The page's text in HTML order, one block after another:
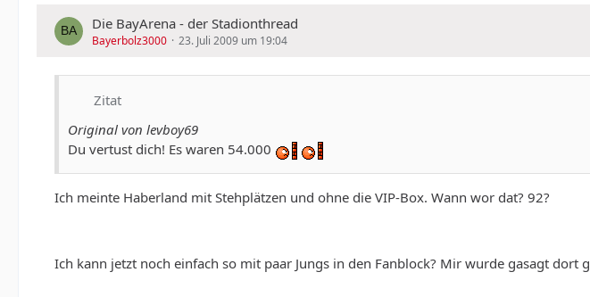
Die BayArena - der Stadionthread
Bayerbolz3000 23. Juli 2009 um 19:04
Zitat
Original von levboy69
Du vertust dich! Es waren 54.000
Ich meinte Haberland mit Stehplätzen und ohne die VIP-Box. Wann wor dat? 92?
Ich kann jetzt noch einfach so mit paar Jungs in den Fanblock? Mir wurde gasagt dort